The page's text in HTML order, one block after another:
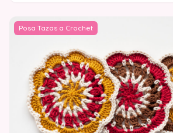
Posa Tazas a Crochet